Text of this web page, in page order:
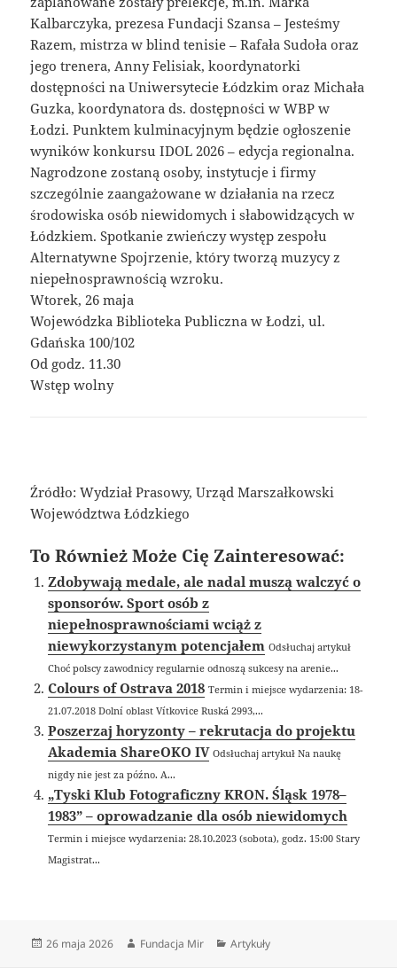
Kalbarczyka, prezesa Fundacji Szansa – Jesteśmy
Razem, mistrza w blind tenisie – Rafała Sudoła oraz
jego trenera, Anny Felisiak, koordynatorki
dostępności na Uniwersytecie Łódzkim oraz Michała
Guzka, koordynatora ds. dostępności w WBP w
Łodzi. Punktem kulminacyjnym będzie ogłoszenie
wyników konkursu IDOL 2026 – edycja regionalna.
Nagrodzone zostaną osoby, instytucje i firmy
szczególnie zaangażowane w działania na rzecz
środowiska osób niewidomych i słabowidzących w
Łódzkiem. Spotkanie zwieńczy występ zespołu
Alternatywne Spojrzenie, który tworzą muzycy z
niepełnosprawnością wzroku.
Wtorek, 26 maja
Wojewódzka Biblioteka Publiczna w Łodzi, ul.
Gdańska 100/102
Od godz. 11.30
Wstęp wolny
Źródło: Wydział Prasowy, Urząd Marszałkowski
Województwa Łódzkiego
To Również Może Cię Zainteresować:
Zdobywają medale, ale nadal muszą walczyć o
sponsorów. Sport osób z
niepełnosprawnościami wciąż z
niewykorzystanym potencjałem Odsłuchaj artykuł
Choć polscy zawodnicy regularnie odnoszą sukcesy na arenie...
Colours of Ostrava 2018 Termin i miejsce wydarzenia: 18-
21.07.2018 Dolní oblast Vítkovice Ruská 2993,...
Poszerzaj horyzonty – rekrutacja do projektu
Akademia ShareOKO IV Odsłuchaj artykuł Na naukę
nigdy nie jest za późno. A...
„Tyski Klub Fotograficzny KRON. Śląsk 1978–
1983” – oprowadzanie dla osób niewidomych
Termin i miejsce wydarzenia: 28.10.2023 (sobota), godz. 15:00 Stary
Magistrat...
Data
26 maja 2026 Autor
Fundacja Mir Kategorie
Artykuły